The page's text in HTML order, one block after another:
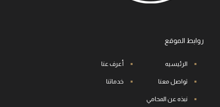
روابط الموقع
الرئيسيه أعرف عنا
تواصل معنا خدماتنا
نبذه عن المحامي